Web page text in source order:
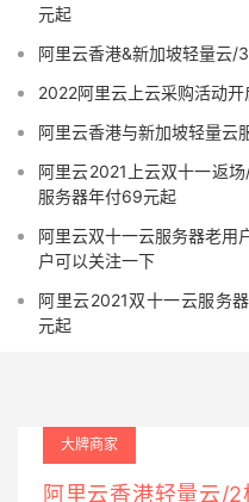
元起
阿里云香港&新加坡轻量云
2022阿里云上云采购活动
阿里云香港与新加坡轻量
阿里云2021上云双十一返
服务器年付69元起
阿里云双十一云服务器老用
户可以关注一下
阿里云2021双十一云服务
元起
大牌商家
阿里云香港轻量云/